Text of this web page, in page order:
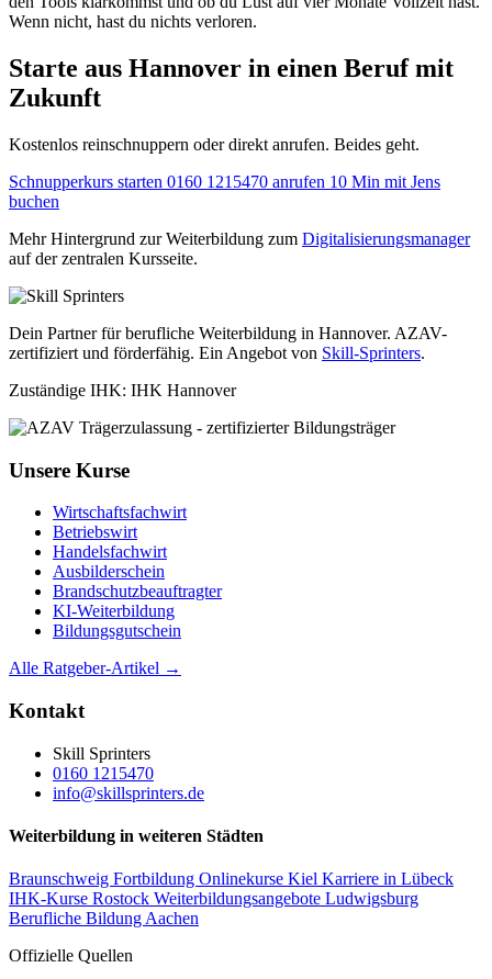
Wenn nicht, hast du nichts verloren.
Starte aus Hannover in einen Beruf mit
Zukunft
Kostenlos reinschnuppern oder direkt anrufen. Beides geht.
Schnupperkurs starten 0160 1215470 anrufen 10 Min mit Jens
buchen
Mehr Hintergrund zur Weiterbildung zum Digitalisierungsmanager
auf der zentralen Kursseite.
Dein Partner für berufliche Weiterbildung in Hannover. AZAV-
zertifiziert und förderfähig. Ein Angebot von Skill-Sprinters.
Zuständige IHK: IHK Hannover
Unsere Kurse
Wirtschaftsfachwirt
Betriebswirt
Handelsfachwirt
Ausbilderschein
Brandschutzbeauftragter
KI-Weiterbildung
Bildungsgutschein
Alle Ratgeber-Artikel →
Kontakt
Skill Sprinters
0160 1215470
info@skillsprinters.de
Weiterbildung in weiteren Städten
Braunschweig Fortbildung Onlinekurse Kiel Karriere in Lübeck
IHK-Kurse Rostock Weiterbildungsangebote Ludwigsburg
Berufliche Bildung Aachen
Offizielle Quellen